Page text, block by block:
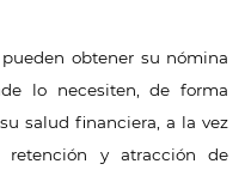
obtener su nómina
lo necesiten, de forma
salud financiera, a la vez
y atracción de